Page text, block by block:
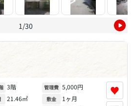
1/30
3階
21.46㎡
管理費 5,000円
敷金 1ヶ月
♥